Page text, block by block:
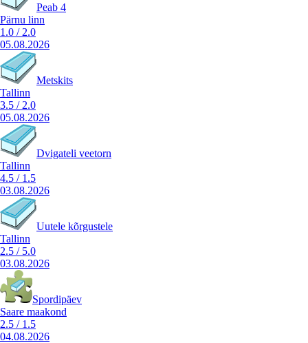
Peab 4
Pärnu linn
1.0 / 2.0
05.08.2026
Metskits
Tallinn
3.5 / 2.0
05.08.2026
Dvigateli veetorn
Tallinn
4.5 / 1.5
03.08.2026
Uutele kõrgustele
Tallinn
2.5 / 5.0
03.08.2026
Spordipäev
Saare maakond
2.5 / 1.5
04.08.2026